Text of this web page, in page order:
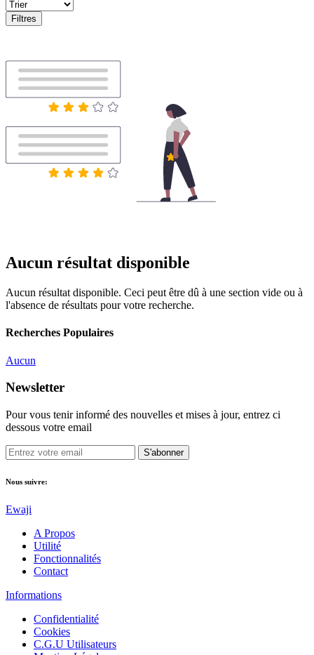
Filtres
Aucun résultat disponible
Aucun résultat disponible. Ceci peut être dû à une section vide ou à
l'absence de résultats pour votre recherche.
Recherches Populaires
Aucun
Newsletter
Pour vous tenir informé des nouvelles et mises à jour, entrez ci
dessous votre email
S'abonner
Nous suivre:
Ewaji
A Propos
Utilité
Fonctionnalités
Contact
Informations
Confidentialité
Cookies
C.G.U Utilisateurs